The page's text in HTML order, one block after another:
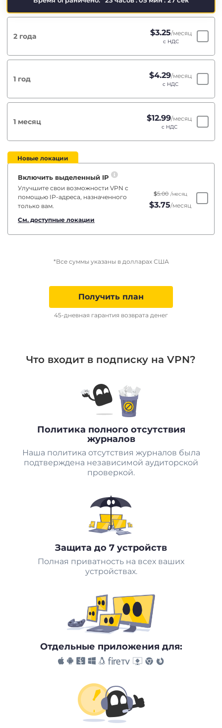
2 года $3.25/месяц
с НДС
1 год $4.29/месяц
с НДС
1 месяц $12.99/месяц
с НДС
Новые локации
Включить выделенный IP
Улучшите свои возможности VPN с
помощью IP-адреса, назначенного
только вам.
См. доступные локации
$5.00 /месяц
$3.75/месяц
*Все суммы указаны в долларах США
Получить план
45-дневная гарантия возврата денег
Что входит в подписку на VPN?
Политика полного отсутствия
журналов
Наша политика отсутствия журналов была
подтверждена независимой аудиторской
проверкой.
Защита до 7 устройств
Полная приватность на всех ваших
устройствах.
Отдельные приложения для: